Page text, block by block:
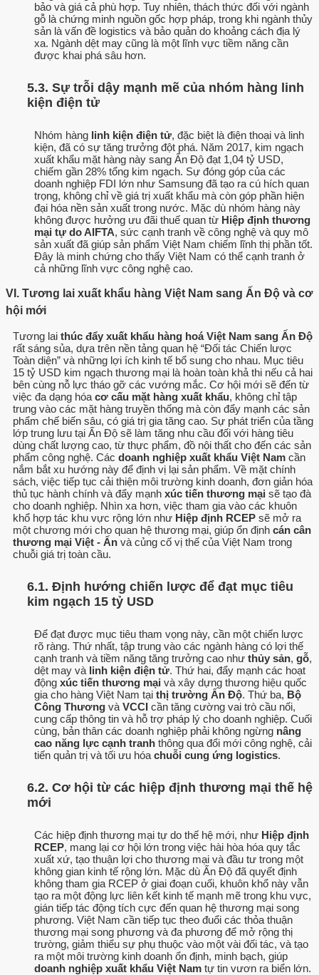
bảo và giá cả phù hợp. Tuy nhiên, thách thức đối với ngành
gỗ là chứng minh nguồn gốc hợp pháp, trong khi ngành thủy
sản là vấn đề logistics và bảo quản do khoảng cách địa lý
xa. Ngành dệt may cũng là một lĩnh vực tiềm năng cần
được khai phá sâu hơn.
5.3. Sự trỗi dậy mạnh mẽ của nhóm hàng linh
kiện điện tử
Nhóm hàng linh kiện điện tử, đặc biệt là điện thoại và linh
kiện, đã có sự tăng trưởng đột phá. Năm 2017, kim ngạch
xuất khẩu mặt hàng này sang Ấn Độ đạt 1,04 tỷ USD,
chiếm gần 28% tổng kim ngạch. Sự đóng góp của các
doanh nghiệp FDI lớn như Samsung đã tạo ra cú hích quan
trọng, không chỉ về giá trị xuất khẩu mà còn góp phần hiện
đại hóa nền sản xuất trong nước. Mặc dù nhóm hàng này
không được hưởng ưu đãi thuế quan từ Hiệp định thương
mại tự do AIFTA, sức cạnh tranh về công nghệ và quy mô
sản xuất đã giúp sản phẩm Việt Nam chiếm lĩnh thị phần tốt.
Đây là minh chứng cho thấy Việt Nam có thể cạnh tranh ở
cả những lĩnh vực công nghệ cao.
VI. Tương lai xuất khẩu hàng Việt Nam sang Ấn Độ và cơ
hội mới
Tương lai thúc đẩy xuất khẩu hàng hoá Việt Nam sang Ấn Độ
rất sáng sủa, dựa trên nền tảng quan hệ “Đối tác Chiến lược
Toàn diện” và những lợi ích kinh tế bổ sung cho nhau. Mục tiêu
15 tỷ USD kim ngạch thương mại là hoàn toàn khả thi nếu cả hai
bên cùng nỗ lực tháo gỡ các vướng mắc. Cơ hội mới sẽ đến từ
việc đa dạng hóa cơ cấu mặt hàng xuất khẩu, không chỉ tập
trung vào các mặt hàng truyền thống mà còn đẩy mạnh các sản
phẩm chế biến sâu, có giá trị gia tăng cao. Sự phát triển của tầng
lớp trung lưu tại Ấn Độ sẽ làm tăng nhu cầu đối với hàng tiêu
dùng chất lượng cao, từ thực phẩm, đồ nội thất cho đến các sản
phẩm công nghệ. Các doanh nghiệp xuất khẩu Việt Nam cần
nắm bắt xu hướng này để định vị lại sản phẩm. Về mặt chính
sách, việc tiếp tục cải thiện môi trường kinh doanh, đơn giản hóa
thủ tục hành chính và đẩy mạnh xúc tiến thương mại sẽ tạo đà
cho doanh nghiệp. Nhìn xa hơn, việc tham gia vào các khuôn
khổ hợp tác khu vực rộng lớn như Hiệp định RCEP sẽ mở ra
một chương mới cho quan hệ thương mại, giúp ổn định cán cân
thương mại Việt - Ấn và củng cố vị thế của Việt Nam trong
chuỗi giá trị toàn cầu.
6.1. Định hướng chiến lược để đạt mục tiêu
kim ngạch 15 tỷ USD
Để đạt được mục tiêu tham vọng này, cần một chiến lược
rõ ràng. Thứ nhất, tập trung vào các ngành hàng có lợi thế
cạnh tranh và tiềm năng tăng trưởng cao như thủy sản, gỗ,
dệt may và linh kiện điện tử. Thứ hai, đẩy mạnh các hoạt
động xúc tiến thương mại và xây dựng thương hiệu quốc
gia cho hàng Việt Nam tại thị trường Ấn Độ. Thứ ba, Bộ
Công Thương và VCCI cần tăng cường vai trò cầu nối,
cung cấp thông tin và hỗ trợ pháp lý cho doanh nghiệp. Cuối
cùng, bản thân các doanh nghiệp phải không ngừng nâng
cao năng lực cạnh tranh thông qua đổi mới công nghệ, cải
tiến quản trị và tối ưu hóa chuỗi cung ứng logistics.
6.2. Cơ hội từ các hiệp định thương mại thế hệ
mới
Các hiệp định thương mại tự do thế hệ mới, như Hiệp định
RCEP, mang lại cơ hội lớn trong việc hài hòa hóa quy tắc
xuất xứ, tạo thuận lợi cho thương mại và đầu tư trong một
không gian kinh tế rộng lớn. Mặc dù Ấn Độ đã quyết định
không tham gia RCEP ở giai đoạn cuối, khuôn khổ này vẫn
tạo ra một động lực liên kết kinh tế mạnh mẽ trong khu vực,
gián tiếp tác động tích cực đến quan hệ thương mại song
phương. Việt Nam cần tiếp tục theo đuổi các thỏa thuận
thương mại song phương và đa phương để mở rộng thị
trường, giảm thiểu sự phụ thuộc vào một vài đối tác, và tạo
ra một môi trường kinh doanh ổn định, minh bạch, giúp
doanh nghiệp xuất khẩu Việt Nam tự tin vươn ra biển lớn.